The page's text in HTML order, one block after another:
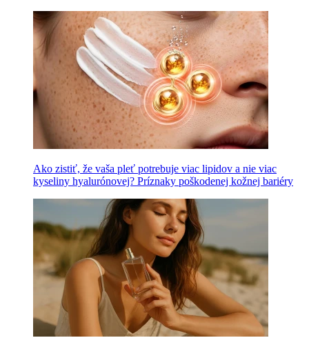
Ako zistiť, že vaša pleť potrebuje viac lipidov a nie viac
kyseliny hyalurónovej? Príznaky poškodenej kožnej bariéry